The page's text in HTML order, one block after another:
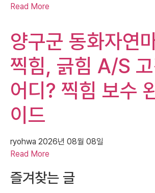
Read More
양구군 동화자연
찍힘, 긁힘 A/S 고
어디? 찍힘 보수
이드
ryohwa 2026년 08월 08일
Read More
즐겨찾는 글